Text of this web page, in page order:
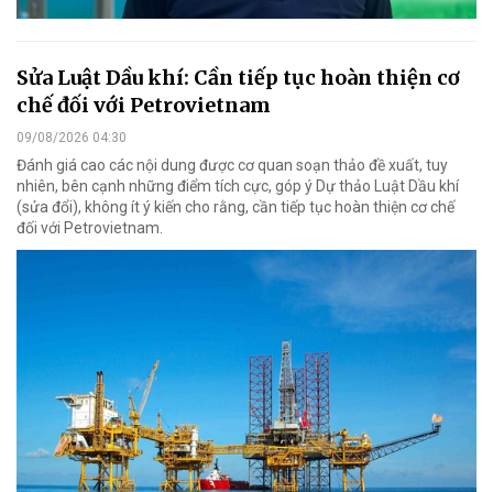
Sửa Luật Dầu khí: Cần tiếp tục hoàn thiện cơ
chế đối với Petrovietnam
09/08/2026 04:30
Đánh giá cao các nội dung được cơ quan soạn thảo đề xuất, tuy
nhiên, bên cạnh những điểm tích cực, góp ý Dự thảo Luật Dầu khí
(sửa đổi), không ít ý kiến cho rằng, cần tiếp tục hoàn thiện cơ chế
đối với Petrovietnam.